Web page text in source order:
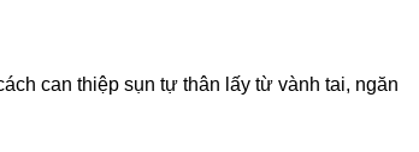
can thiệp sụn tự thân lấy từ vành tai, ngăn